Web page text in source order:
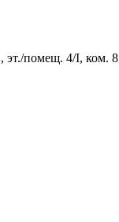
эт./помещ. 4/I, ком. 8